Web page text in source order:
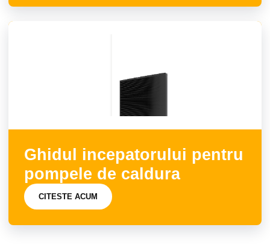
Ghidul incepatorului pentru
pompele de caldura
CITESTE ACUM